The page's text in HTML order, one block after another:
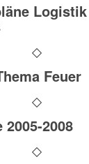
Feuer
2008